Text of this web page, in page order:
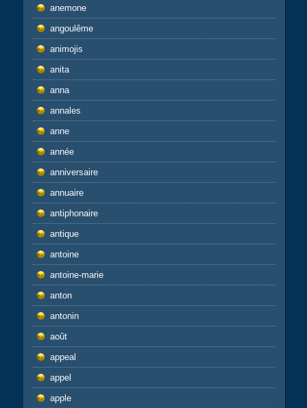
anemone
angoulême
animojis
anita
anna
annales
anne
année
anniversaire
annuaire
antiphonaire
antique
antoine
antoine-marie
anton
antonin
août
appeal
appel
apple